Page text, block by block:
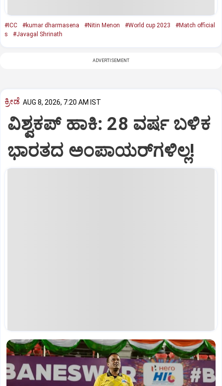
#ICC #kumar dharmasena #Nitin Menon #World cup 2023
#Match official
s
#Javagal Shrinath
ADVERTISEMENT
ಕ್ರೀಡೆ AUG 8, 2026, 7:20 AM IST
ವಿಶ್ವಕಪ್‌ ಹಾಕಿ: 28 ವರ್ಷ ಬಳಿಕ
ಭಾರತದ ಅಂಪಾಯರ್‌ಗಳಿಲ್ಲ!